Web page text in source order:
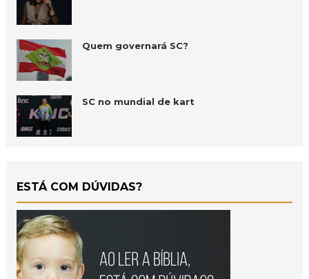
Quem governará SC?
SC no mundial de kart
ESTÁ COM DÚVIDAS?